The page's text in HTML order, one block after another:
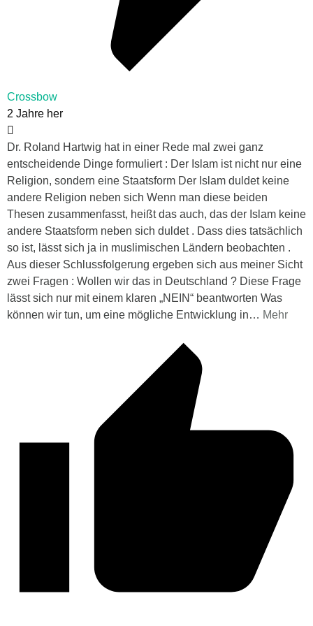
Crossbow
2 Jahre her
Dr. Roland Hartwig hat in einer Rede mal zwei ganz
entscheidende Dinge formuliert : Der Islam ist nicht nur eine
Religion, sondern eine Staatsform Der Islam duldet keine
andere Religion neben sich Wenn man diese beiden
Thesen zusammenfasst, heißt das auch, das der Islam keine
andere Staatsform neben sich duldet . Dass dies tatsächlich
so ist, lässt sich ja in muslimischen Ländern beobachten .
Aus dieser Schlussfolgerung ergeben sich aus meiner Sicht
zwei Fragen : Wollen wir das in Deutschland ? Diese Frage
lässt sich nur mit einem klaren „NEIN“ beantworten Was
können wir tun, um eine mögliche Entwicklung in… Mehr